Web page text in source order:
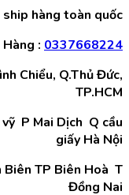
hàng toàn quốc
: 0337668224
Chiểu, Q.Thủ Đức,
TP.HCM
P Mai Dịch Q cầu
giấy Hà Nội
TP Biên Hoà T
Đồng Nai